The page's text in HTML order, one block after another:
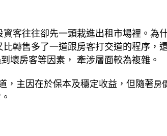
客往往卻先一頭栽進出租市場裡。為
轉售多了一道跟房客打交道的程序，
壞房客等因素， 牽涉層面較為複雜。
，主因在於保本及穩定收益，但隨著房